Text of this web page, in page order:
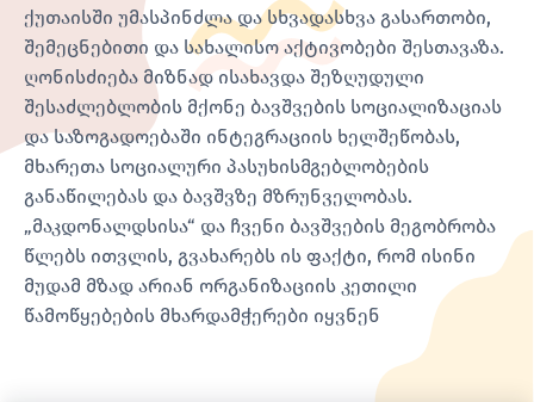
ქუთაისში უმასპინძლა და სხვადასხვა გასართობი,
შემეცნებითი და სახალისო აქტივობები შესთავაზა.
ღონისძიება მიზნად ისახავდა შეზღუდული
შესაძლებლობის მქონე ბავშვების სოციალიზაციას
და საზოგადოებაში ინტეგრაციის ხელშეწობას,
მხარეთა სოციალური პასუხისმგებლობების
განაწილებას და ბავშვზე მზრუნველობას.
„მაკდონალდსისა“ და ჩვენი ბავშვების მეგობრობა
წლებს ითვლის, გვახარებს ის ფაქტი, რომ ისინი
მუდამ მზად არიან ორგანიზაციის კეთილი
წამოწყებების მხარდამჭერები იყვნენ